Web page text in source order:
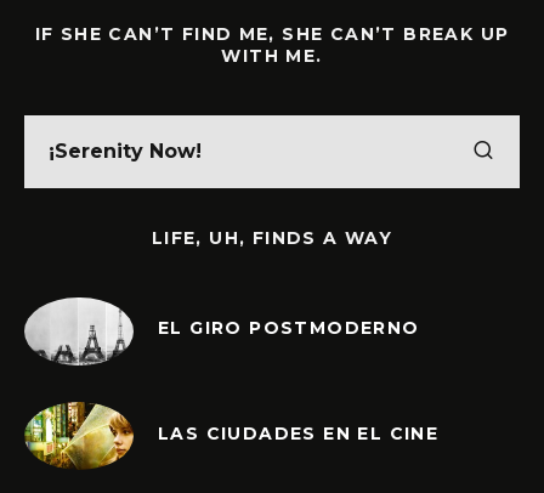
IF SHE CAN’T FIND ME, SHE CAN’T BREAK UP
WITH ME.
LIFE, UH, FINDS A WAY
EL GIRO POSTMODERNO
LAS CIUDADES EN EL CINE